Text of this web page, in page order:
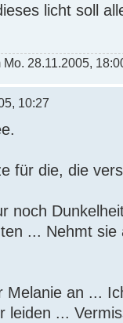
licht soll
28.11.2005,
10:27
für die, die
noch
... Nehmt sie
Melanie an ...
leiden ...